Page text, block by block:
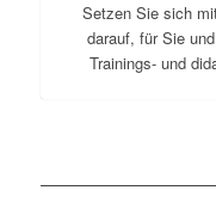
Setzen Sie sich
darauf, für Sie
Trainings- und